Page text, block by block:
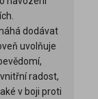
dodávat
uvolňuje
radost,
v boji proti